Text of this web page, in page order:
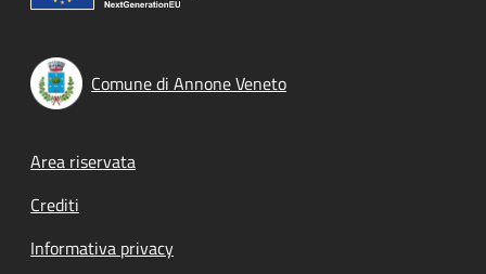
Comune di Annone Veneto
Footer menu
Area riservata
Crediti
Informativa privacy